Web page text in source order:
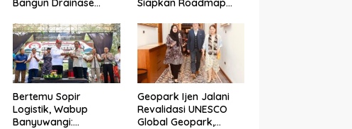
Bangun Drainase
Panggungrejo, Atasi
Genangan Air
Siapkan Roadmap
Banyuwangi Mulai
Event hingga
Konektivitas
Bertemu Sopir
Logistik, Wabup
Banyuwangi:
Geopark Ijen Jalani
Revalidasi UNESCO
Global Geopark,